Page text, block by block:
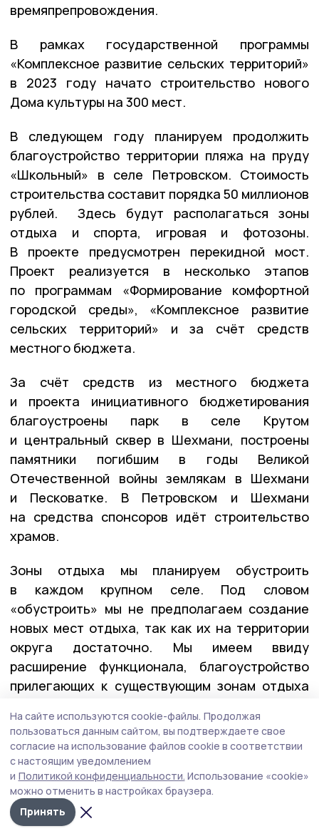
времяпрепровождения.
В рамках государственной программы
«Комплексное развитие сельских территорий»
в 2023 году начато строительство нового
Дома культуры на 300 мест.
В следующем году планируем продолжить
благоустройство территории пляжа на пруду
«Школьный» в селе Петровском. Стоимость
строительства составит порядка 50 миллионов
рублей. Здесь будут располагаться зоны
отдыха и спорта, игровая и фотозоны.
В проекте предусмотрен перекидной мост.
Проект реализуется в несколько этапов
по программам «Формирование комфортной
городской среды», «Комплексное развитие
сельских территорий» и за счёт средств
местного бюджета.
За счёт средств из местного бюджета
и проекта инициативного бюджетирования
благоустроены парк в селе Крутом
и центральный сквер в Шехмани, построены
памятники погибшим в годы Великой
Отечественной войны землякам в Шехмани
и Песковатке. В Петровском и Шехмани
на средства спонсоров идёт строительство
храмов.
Зоны отдыха мы планируем обустроить
в каждом крупном селе. Под словом
«обустроить» мы не предполагаем создание
новых мест отдыха, так как их на территории
округа достаточно. Мы имеем ввиду
расширение функционала, благоустройство
прилегающих к существующим зонам отдыха
Кстати, в нынешнем году 10 бывших
сельсоветов планируют принять участие
в инициативном бюджетировании. При
получении средств от хозяйствующих
субъектов или граждан каждое село
На сайте используются cookie-файлы. Продолжая
пользоваться данным сайтом, вы подтверждаете свое
согласие на использование файлов cookie в соответствии
с настоящим уведомлением
и Политикой конфиденциальности. Использование «cookie»
можно отменить в настройках браузера.
Принять